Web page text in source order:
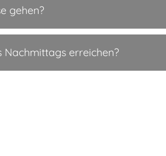
gehen?
erreichen?